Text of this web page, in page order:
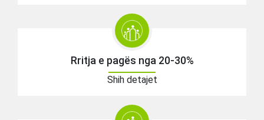
Rritja e pagës nga 20-30%
Shih detajet